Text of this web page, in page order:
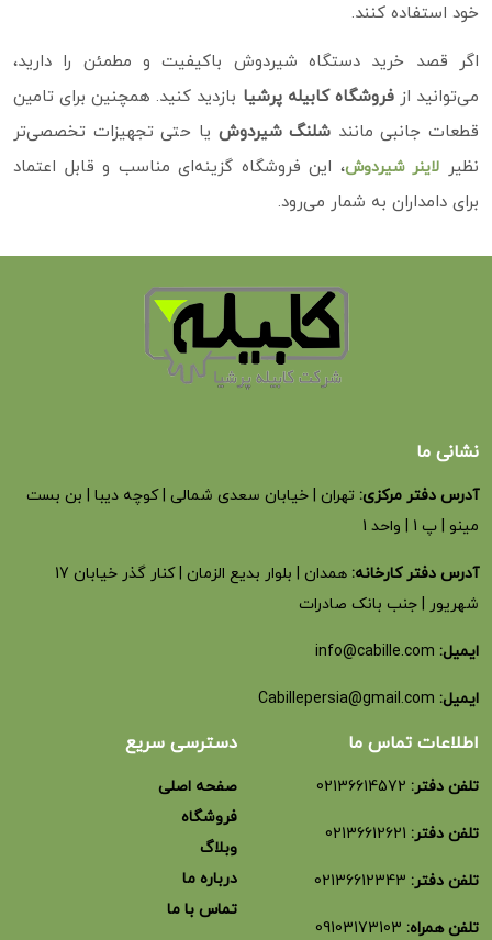
خود استفاده کنند.
اگر قصد خرید دستگاه شیردوش باکیفیت و مطمئن را دارید،
می‌توانید ازفروشگاه کابیله پرشیا بازدید کنید. همچنین برای تامین
قطعات جانبی مانند شلنگ شیردوش یا حتی تجهیزات تخصصی‌تر
نظیر لاینر شیردوش، این فروشگاه گزینه‌ای مناسب و قابل اعتماد
برای دامداران به شمار می‌رود.
نشانی ما
آدرس دفتر مرکزی: تهران | خیابان سعدی شمالی | کوچه دیبا | بن بست
مینو | پ 1 | واحد 1
آدرس دفتر کارخانه:
همدان | بلوار بدیع الزمان | کنار گذر خیابان 17
شهریور | جنب بانک صادرات
ایمیل: info@cabille.com
ایمیل: Cabillepersia@gmail.com
اطلاعات تماس ما
تلفن دفتر: 02136614572
تلفن دفتر: 02136612621
تلفن دفتر: 02136612343
تلفن همراه: 09103173103
دسترسی سریع
صفحه اصلی
فروشگاه
وبلاگ
درباره ما
تماس با ما